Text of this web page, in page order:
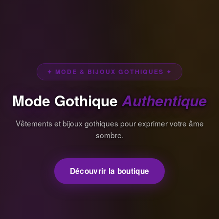
✦ MODE & BIJOUX GOTHIQUES ✦
Mode Gothique Authentique
Vêtements et bijoux gothiques pour exprimer votre âme
sombre.
Découvrir la boutique